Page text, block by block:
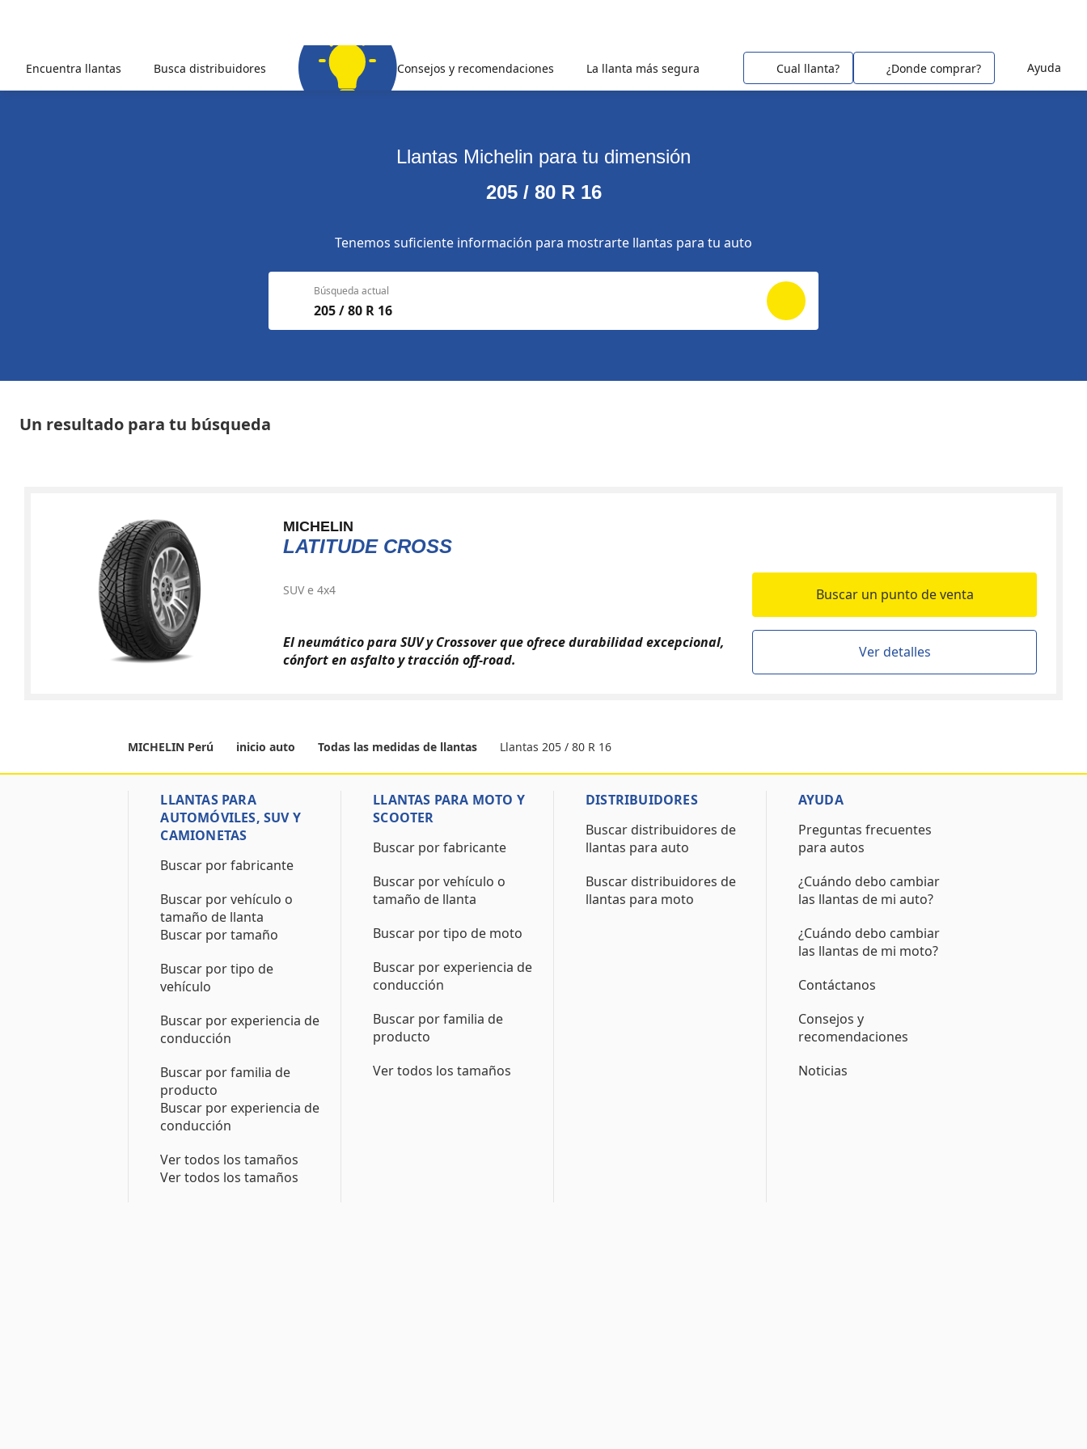
Ayuda
Encuentra llantas Busca distribuidores Consejos y recomendaciones La llanta más segura Cual llanta? ¿Donde comprar?
Llantas Michelin para tu dimensión
205 / 80 R 16
Tenemos suficiente información para mostrarte llantas para tu auto
Búsqueda actual
205 / 80 R 16
Un resultado para tu búsqueda
MICHELIN
LATITUDE CROSS
SUV e 4x4
El neumático para SUV y Crossover que ofrece durabilidad excepcional,
cónfort en asfalto y tracción off-road.
Buscar un punto de venta
Ver detalles
MICHELIN Perú inicio auto Todas las medidas de llantas Llantas 205 / 80 R 16
LLANTAS PARA
AUTOMÓVILES, SUV Y
CAMIONETAS
Buscar por fabricante
Buscar por vehículo o
tamaño de llanta
Buscar por tamaño
Buscar por tipo de
vehículo
Buscar por experiencia de
conducción
Buscar por familia de
producto
Buscar por experiencia de
conducción
Ver todos los tamaños
Ver todos los tamaños
LLANTAS PARA MOTO Y
SCOOTER
Buscar por fabricante
Buscar por vehículo o
tamaño de llanta
Buscar por tipo de moto
Buscar por experiencia de
conducción
Buscar por familia de
producto
Ver todos los tamaños
DISTRIBUIDORES
Buscar distribuidores de
llantas para auto
Buscar distribuidores de
llantas para moto
AYUDA
Preguntas frecuentes
para autos
¿Cuándo debo cambiar
las llantas de mi auto?
¿Cuándo debo cambiar
las llantas de mi moto?
Contáctanos
Consejos y
recomendaciones
Noticias